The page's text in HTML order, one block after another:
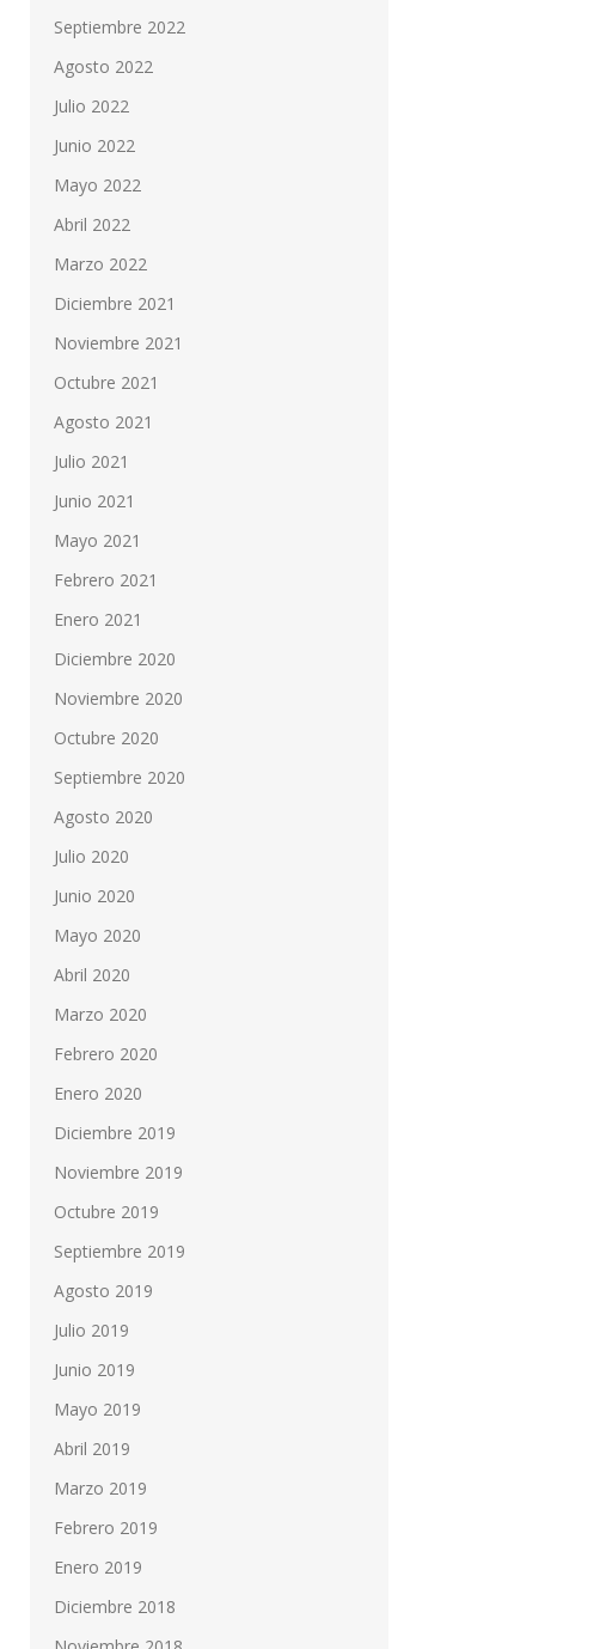
Septiembre 2022
Agosto 2022
Julio 2022
Junio 2022
Mayo 2022
Abril 2022
Marzo 2022
Diciembre 2021
Noviembre 2021
Octubre 2021
Agosto 2021
Julio 2021
Junio 2021
Mayo 2021
Febrero 2021
Enero 2021
Diciembre 2020
Noviembre 2020
Octubre 2020
Septiembre 2020
Agosto 2020
Julio 2020
Junio 2020
Mayo 2020
Abril 2020
Marzo 2020
Febrero 2020
Enero 2020
Diciembre 2019
Noviembre 2019
Octubre 2019
Septiembre 2019
Agosto 2019
Julio 2019
Junio 2019
Mayo 2019
Abril 2019
Marzo 2019
Febrero 2019
Enero 2019
Diciembre 2018